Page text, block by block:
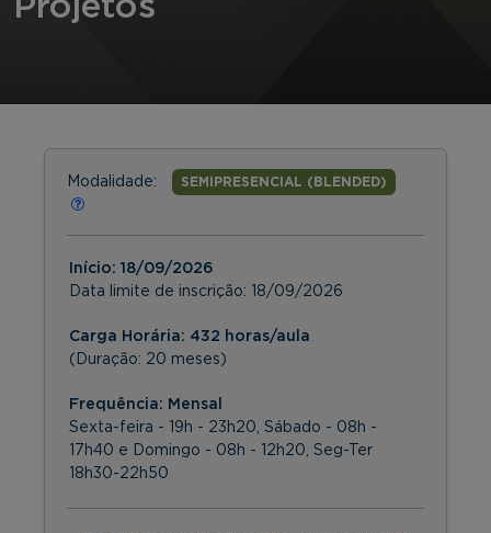
Modalidade: SEMIPRESENCIAL (BLENDED)
Início: 18/09/2026
Data limite de inscrição: 18/09/2026
Carga Horária: 432 horas/aula
(Duração: 20 meses)
Frequência: Mensal
Sexta-feira - 19h - 23h20, Sábado - 08h -
17h40 e Domingo - 08h - 12h20, Seg-Ter
18h30-22h50